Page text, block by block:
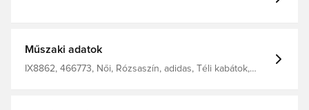
Műszaki adatok
IX8862, 466773, Női, Rózsaszín, adidas, Téli kabátok,